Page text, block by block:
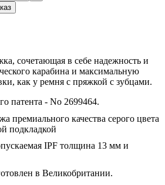
сочетающая в себе надежность и
карабина и максимальную
как у ремня с пряжкой с зубцами.
патента - No 2699464.
премиального качества серого цвета
подкладкой
IPF толщина 13 мм и
в Великобритании.